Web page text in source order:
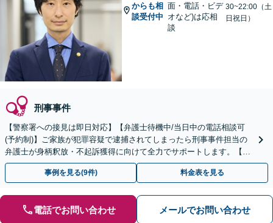
からも相
談受付中
面・電話・ビデ
オなど)は応相
談
30~22:00（土
日祝日）
刑事事件
【警察署への接見は即日対応】【弁護士待機中/当日中の電話相談可
(予約制)】ご家族が犯罪容疑で逮捕されてしまったら刑事事件担当の
弁護士が身柄釈放・不起訴獲得に向けて全力でサポートします。【毎
月100名以上の相談実績】【全国対応】
事例を見る(9件) 料金表を見る
電話でお問い合わせ メールでお問い合わせ